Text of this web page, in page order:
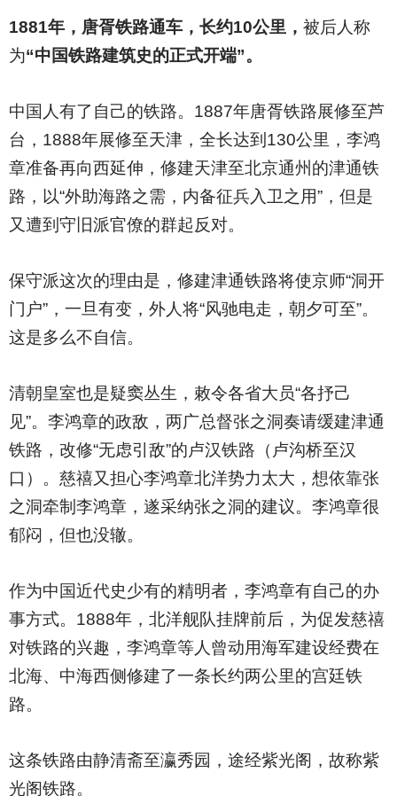
1881年，唐胥铁路通车，长约10公里， 被后人称
为“中国铁路建筑史的正式开端”。
中国人有了自己的铁路。1887年唐胥铁路展修至芦
台，1888年展修至天津，全长达到130公里，李鸿
章准备再向西延伸，修建天津至北京通州的津通铁
路，以“外助海路之需，内备征兵入卫之用”，但是
又遭到守旧派官僚的群起反对。
保守派这次的理由是，修建津通铁路将使京师“洞开
门户”，一旦有变，外人将“风驰电走，朝夕可至”。
这是多么不自信。
清朝皇室也是疑窦丛生，敕令各省大员“各抒己
见”。李鸿章的政敌，两广总督张之洞奏请缓建津通
铁路，改修“无虑引敌”的卢汉铁路（卢沟桥至汉
口）。慈禧又担心李鸿章北洋势力太大，想依靠张
之洞牵制李鸿章，遂采纳张之洞的建议。李鸿章很
郁闷，但也没辙。
作为中国近代史少有的精明者，李鸿章有自己的办
事方式。1888年，北洋舰队挂牌前后，为促发慈禧
对铁路的兴趣，李鸿章等人曾动用海军建设经费在
北海、中海西侧修建了一条长约两公里的宫廷铁
路。
这条铁路由静清斋至瀛秀园，途经紫光阁，故称紫
光阁铁路。